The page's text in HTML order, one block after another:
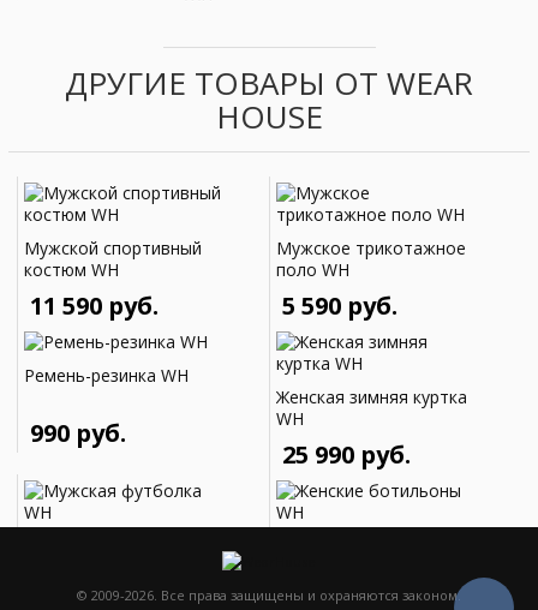
5 590 руб.
5 790 руб.
поло WH
5 890 руб.
Мужское трикотажное
поло WH
5 990 руб.
Мужское поло WH
3 070 руб.
Мужское поло WH
5 590 руб.
ДРУГИЕ ТОВАРЫ ОТ WEAR
HOUSE
Мужской спортивный
костюм WH
11 590 руб.
Мужское трикотажное
поло WH
5 590 руб.
Ремень-резинка WH
990 руб.
Женская зимняя куртка
WH
25 990 руб.
© 2009-2026. Все права защищены и охраняются законом.